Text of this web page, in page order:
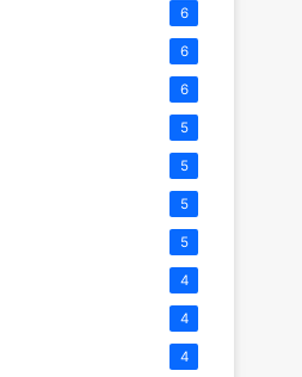
6
6
6
5
5
5
5
4
4
4